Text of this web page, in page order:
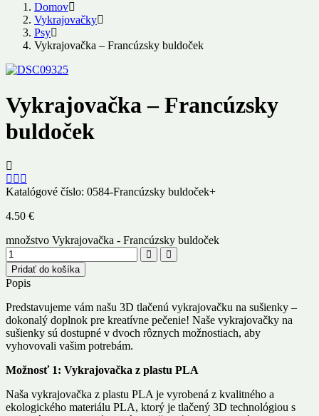
Domov
Vykrajovačky
Psy
Vykrajovačka – Francúzsky buldoček
Vykrajovačka – Francúzsky
buldoček
Katalógové číslo: 0584-Francúzsky buldoček+
4.50 €
množstvo Vykrajovačka - Francúzsky buldoček
Pridať do košíka
Popis
Predstavujeme vám našu 3D tlačenú vykrajovačku na sušienky –
dokonalý doplnok pre kreatívne pečenie! Naše vykrajovačky na
sušienky sú dostupné v dvoch rôznych možnostiach, aby
vyhovovali vašim potrebám.
Možnosť 1: Vykrajovačka z plastu PLA
Naša vykrajovačka z plastu PLA je vyrobená z kvalitného a
ekologického materiálu PLA, ktorý je tlačený 3D technológiou s